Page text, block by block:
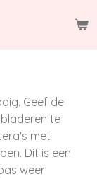
Geef de
te
met
Dit is een
weer